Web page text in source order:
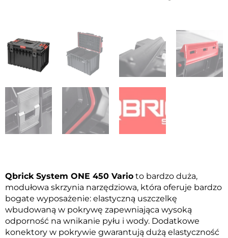
Qbrick System ONE 450 Vario to bardzo duża,
modułowa skrzynia narzędziowa, która oferuje bardzo
bogate wyposażenie: elastyczną uszczelkę
wbudowaną w pokrywę zapewniająca wysoką
odporność na wnikanie pyłu i wody. Dodatkowe
konektory w pokrywie gwarantują dużą elastyczność